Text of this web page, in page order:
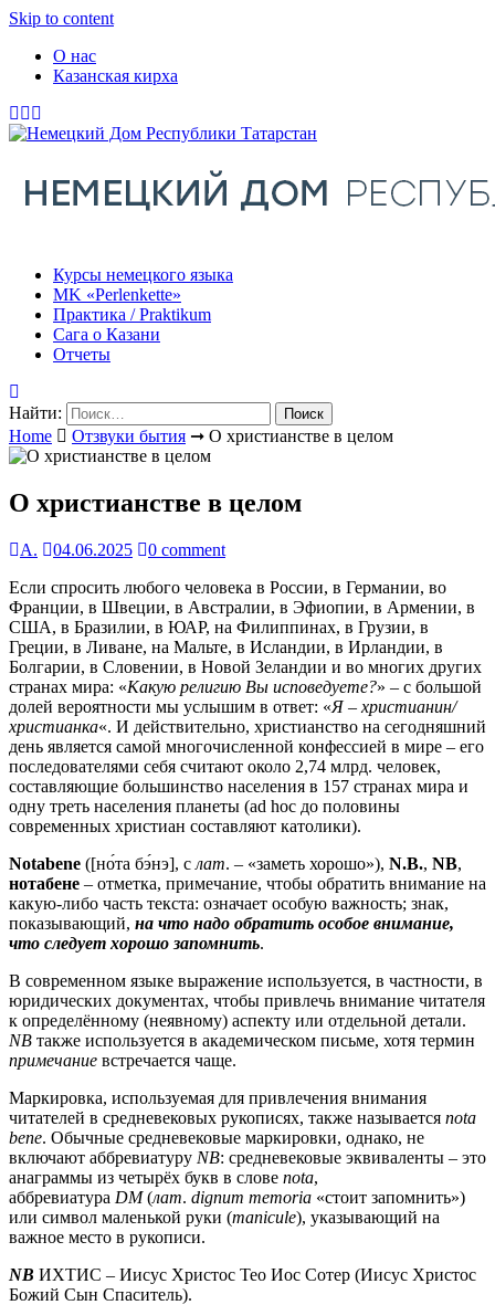
Skip to content
О нас
Казанская кирха
Курсы немецкого языка
МK «Perlenkette»
Практика / Praktikum
Сага о Казани
Отчеты
Найти:
Home
Отзвуки бытия ➞ О христианстве в целом
О христианстве в целом
А. 04.06.2025
0 comment
Если спросить любого человека в России, в Германии, во
Франции, в Швеции, в Австралии, в Эфиопии, в Армении, в
США, в Бразилии, в ЮАР, на Филиппинах, в Грузии, в
Греции, в Ливане, на Мальте, в Исландии, в Ирландии, в
Болгарии, в Словении, в Новой Зеландии и во многих других
странах мира: «Какую религию Вы исповедуете?» – с большой
долей вероятности мы услышим в ответ: «Я – христианин/
христианка«. И действительно, христианство на сегодняшний
день является самой многочисленной конфессией в мире – его
последователями себя считают около 2,74 млрд. человек,
составляющие большинство населения в 157 странах мира и
одну треть населения планеты (ad hoc до половины
современных христиан составляют католики).
Notabene ([но́та бэ́нэ], с лат. – «заметь хорошо»), N.B., NB,
нотабене – отметка, примечание, чтобы обратить внимание на
какую-либо часть текста: означает особую важность; знак,
показывающий, на что надо обратить особое внимание,
что следует хорошо запомнить.
В современном языке выражение используется, в частности, в
юридических документах, чтобы привлечь внимание читателя
к определённому (неявному) аспекту или отдельной детали.
NB также используется в академическом письме, хотя термин
примечание встречается чаще.
Маркировка, используемая для привлечения внимания
читателей в средневековых рукописях, также называется nota
bene. Обычные средневековые маркировки, однако, не
включают аббревиатуру NB: средневековые эквиваленты – это
анаграммы из четырёх букв в слове nota,
аббревиатура DM(лат. dignum memoria «стоит запомнить»)
или символ маленькой руки (manicule), указывающий на
важное место в рукописи.
NB ИХТИС – Иисус Христос Тео Иос Сотер (Иисус Христос
Божий Сын Спаситель).